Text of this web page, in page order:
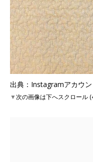
出典：Instagramアカウ
▼次の画像は下へスクロール